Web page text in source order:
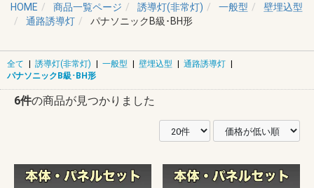
HOME 商品一覧ページ 誘導灯(非常灯) 一般型
壁埋込型
通路誘導灯
パナソニックB級･BH形
全て | 誘導灯(非常灯) | 一般型 | 壁埋込型 | 通路誘導灯 |
パナソニックB級･BH形
6件の商品が見つかりました